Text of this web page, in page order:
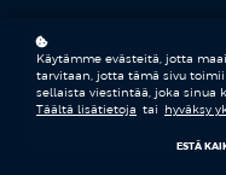
Käytämme evästeitä, jotta
tarvitaan, jotta tämä sivu
sellaista viestintää, joka sinua
Täältä lisätietoja tai hyväksy
ESTÄ